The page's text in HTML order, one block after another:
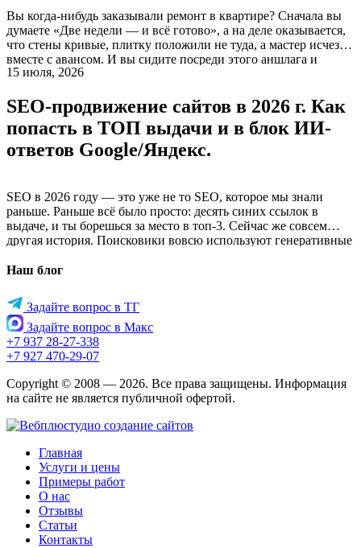
Вы когда-нибудь заказывали ремонт в квартире? Сначала вы
думаете «Две недели — и всё готово», а на деле оказывается,
что стены кривые, плитку положили не туда, а мастер исчез
вместе с авансом. И вы сидите посреди этого аншлага и
думаете: «И зачем я вообще это затеял?». Заказ сайта для
15 июля, 2026
SEO-продвижение сайтов в 2026 г. Как
попасть в ТОП выдачи и в блок ИИ-
ответов Google/Яндекс.
SEO в 2026 году — это уже не то SEO, которое мы знали
раньше. Раньше всё было просто: десять синих ссылок в
выдаче, и ты борешься за место в топ-3. Сейчас же совсем
другая история. Поисковики вовсю используют генеративные
ответы выдают сразу вверху страницы, на самом […]
Наш блог
Задайте вопрос в ТГ
Задайте вопрос в Макс
+7 937 28-27-338
+7 927 470-29-07
Copyright © 2008 — 2026. Все права защищены. Информация
на сайте не является публичной офертой.
Главная
Услуги и цены
Примеры работ
О нас
Отзывы
Статьи
Контакты